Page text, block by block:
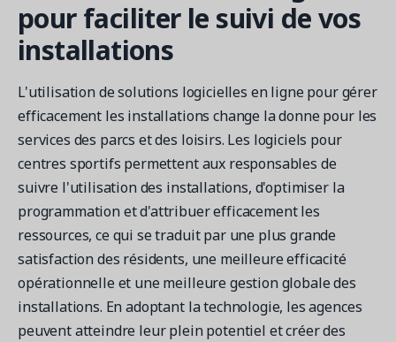
pour faciliter le suivi de vos
installations
L'utilisation de solutions logicielles en ligne pour gérer
efficacement les installations change la donne pour les
services des parcs et des loisirs. Les logiciels pour
centres sportifs permettent aux responsables de
suivre l'utilisation des installations, d'optimiser la
programmation et d'attribuer efficacement les
ressources, ce qui se traduit par une plus grande
satisfaction des résidents, une meilleure efficacité
opérationnelle et une meilleure gestion globale des
installations. En adoptant la technologie, les agences
peuvent atteindre leur plein potentiel et créer des